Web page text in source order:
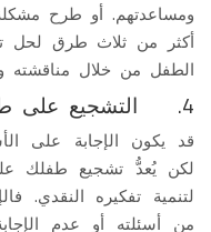
ومساعدتهم. أو طرح
أكثر من ثلاث طرق لحل
الطفل من خلال
4. التشجيع على طرح أسئلتهم
قد يكون الإجابة على
لكن يُعدُّ تشجيع طفلك
لتنمية تفكيره النقدي.
من أسئلته أو عدم